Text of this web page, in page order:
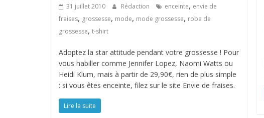
31 juillet 2010 Rédaction enceinte, envie de
fraises, grossesse, mode, mode grossesse, robe de
grossesse, t-shirt
Adoptez la star attitude pendant votre grossesse ! Pour
vous habiller comme Jennifer Lopez, Naomi Watts ou
Heidi Klum, mais à partir de 29,90€, rien de plus simple
: si vous êtes enceinte, filez sur le site Envie de fraises.
Lire la suite